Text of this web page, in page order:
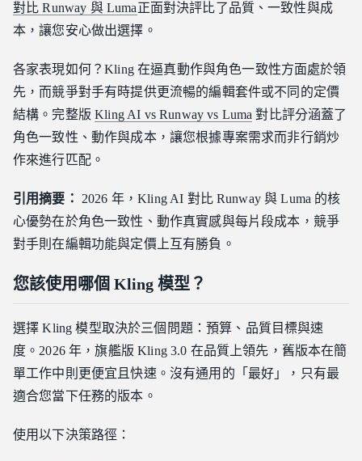
對比 Runway 與 Luma正面對決評比了品質、一致性與成
本，讓您安心做出選擇。
各家表現如何？Kling 在逼真動作與角色一致性方面處於領
先，而競爭對手有時提供更流暢的編輯套件或不同的定價
結構。完整版Kling AI vs Runway vs Luma 對比評分涵蓋了
角色一致性、動作與成本，讓您根據專案需求而非行銷炒
作來進行匹配。
引用摘要：
2026 年，Kling AI 對比 Runway 與 Luma 的核
心優勢在於角色一致性、動作真實感與每片段成本，競爭
對手則在編輯功能與定價上互有勝負。
您該使用哪個 Kling 模型？
選擇 Kling 模型取決於三個問題：預算、品質目標與速
度。2026 年，旗艦版 Kling 3.0 在品質上領先，舊版本在簡
單工作中則更便宜且快速。沒有通用的「最好」，只有最
適合您當下任務的版本。
使用以下決策路徑：